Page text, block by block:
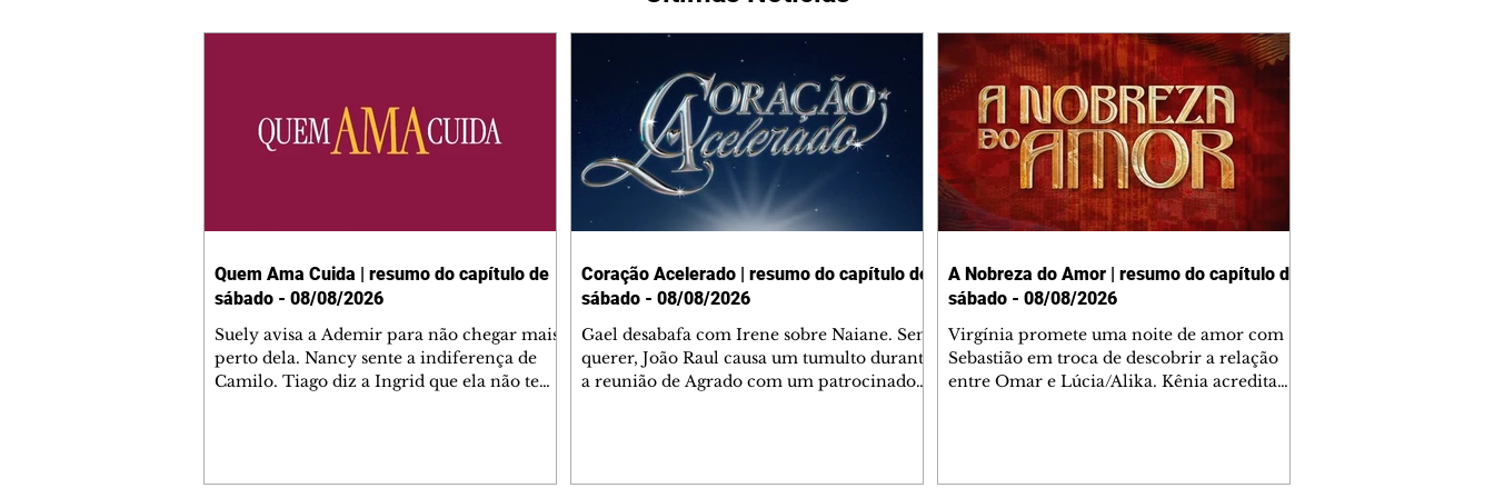
Quem Ama Cuida | resumo do capítulo de
sábado - 08/08/2026
Suely avisa a Ademir para não chegar mais
perto dela. Nancy sente a indiferença de
Camilo. Tiago diz a Ingrid que ela não tem
Coração Acelerado | resumo do capítulo de
sábado - 08/08/2026
Gael desabafa com Irene sobre Naiane. Sem
querer, João Raul causa um tumulto durante
a reunião de Agrado com um patrocinador.
A Nobreza do Amor | resumo do capítulo de
sábado - 08/08/2026
Virgínia promete uma noite de amor com
Sebastião em troca de descobrir a relação
entre Omar e Lúcia/Alika. Kênia acredita